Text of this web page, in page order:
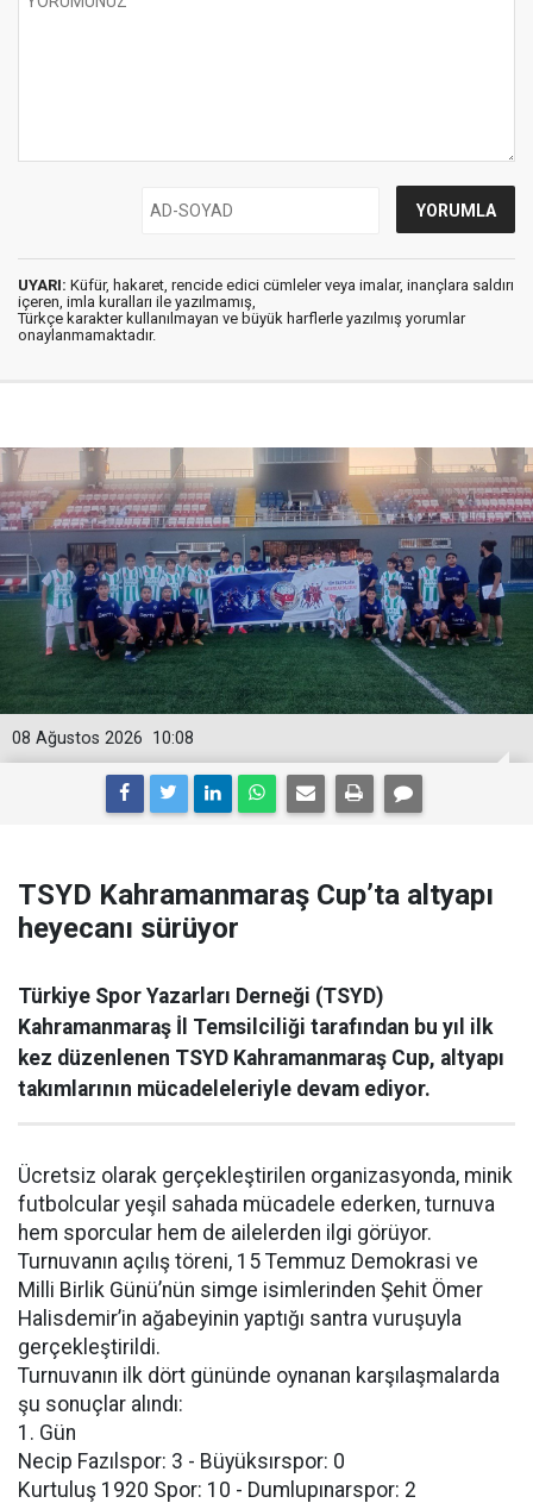
UYARI: Küfür, hakaret, rencide edici cümleler veya imalar, inançlara saldırı
içeren, imla kuralları ile yazılmamış,
Türkçe karakter kullanılmayan ve büyük harflerle yazılmış yorumlar
onaylanmamaktadır.
10:08
08 Ağustos 2026
TSYD Kahramanmaraş Cup’ta altyapı
heyecanı sürüyor
Türkiye Spor Yazarları Derneği (TSYD)
Kahramanmaraş İl Temsilciliği tarafından bu yıl ilk
kez düzenlenen TSYD Kahramanmaraş Cup, altyapı
takımlarının mücadeleleriyle devam ediyor.
Ücretsiz olarak gerçekleştirilen organizasyonda, minik
futbolcular yeşil sahada mücadele ederken, turnuva
hem sporcular hem de ailelerden ilgi görüyor.
Turnuvanın açılış töreni, 15 Temmuz Demokrasi ve
Milli Birlik Günü’nün simge isimlerinden Şehit Ömer
Halisdemir’in ağabeyinin yaptığı santra vuruşuyla
gerçekleştirildi.
Turnuvanın ilk dört gününde oynanan karşılaşmalarda
şu sonuçlar alındı:
1. Gün
Necip Fazılspor: 3 - Büyüksırspor: 0
Kurtuluş 1920 Spor: 10 - Dumlupınarspor: 2